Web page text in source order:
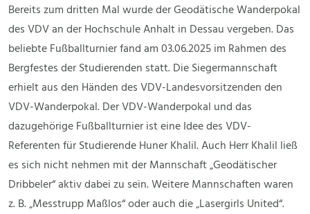
Bereits zum dritten Mal wurde der Geodätische Wanderpokal
des VDV an der Hochschule Anhalt in Dessau vergeben. Das
beliebte Fußballturnier fand am 03.06.2025 im Rahmen des
Bergfestes der Studierenden statt. Die Siegermannschaft
erhielt aus den Händen des VDV-Landesvorsitzenden den
VDV-Wanderpokal. Der VDV-Wanderpokal und das
dazugehörige Fußballturnier ist eine Idee des VDV-
Referenten für Studierende Huner Khalil. Auch Herr Khalil ließ
es sich nicht nehmen mit der Mannschaft „Geodätischer
Dribbeler“ aktiv dabei zu sein. Weitere Mannschaften waren
z. B. „Messtrupp Maßlos“ oder auch die „Lasergirls United“.